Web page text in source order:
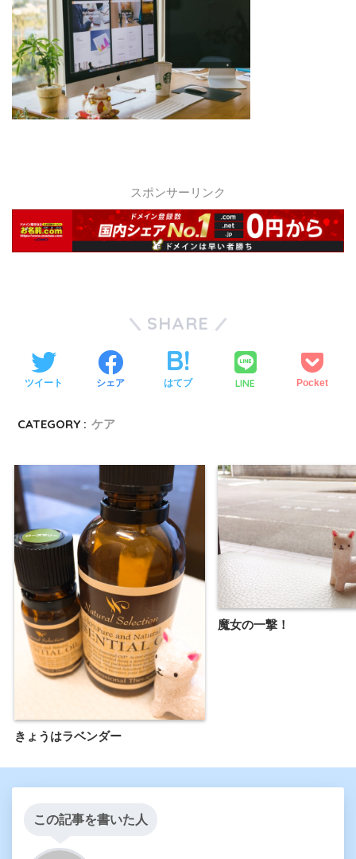
スポンサーリンク
SHARE
ツイート シェア はてブ LINE Pocket
CATEGORY : ケア
きょうはラベンダー
魔女の一撃！
この記事を書いた人